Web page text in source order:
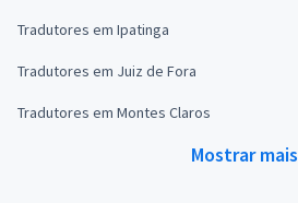
Tradutores em Ipatinga
Tradutores em Juiz de Fora
Tradutores em Montes Claros
Mostrar mais